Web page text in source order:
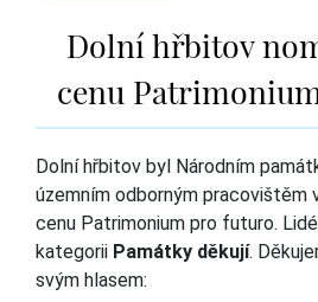
Dolní hřbitov
cenu
Dolní hřbitov byl Národním
územním odborným pracovištěm
cenu Patrimonium pro futuro.
kategorii Památky děkují.
svým hlasem: